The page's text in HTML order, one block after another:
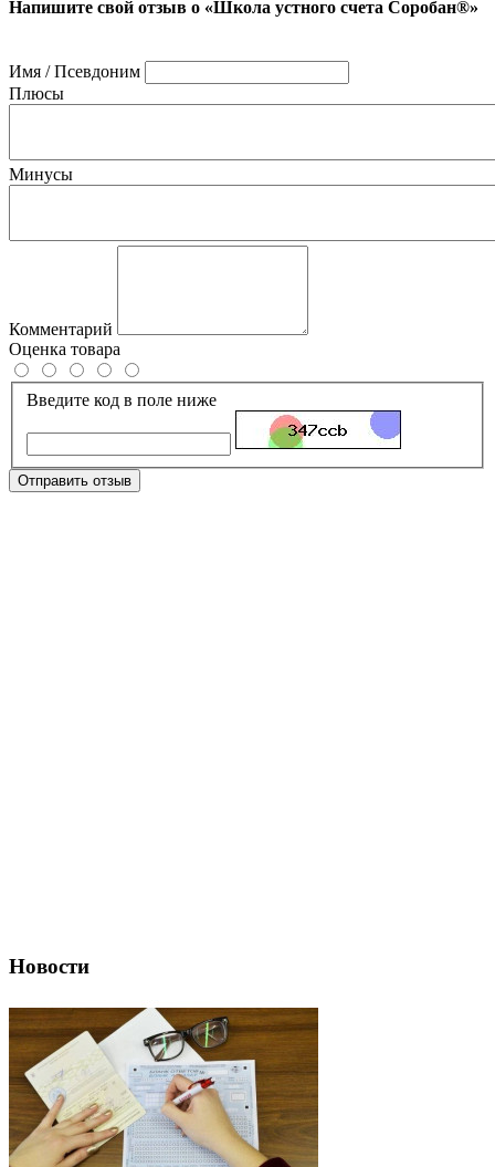
Напишите свой отзыв о «Школа устного счета Соробан®»
Имя / Псевдоним
Плюсы
Минусы
Комментарий
Оценка товара
Введите код в поле ниже
Отправить отзыв
Новости